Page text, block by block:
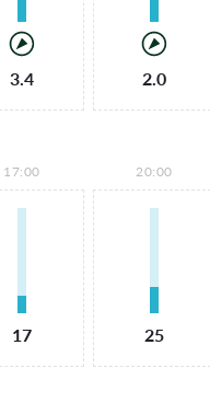
3.4 2.0
17:00
17
20:00
25